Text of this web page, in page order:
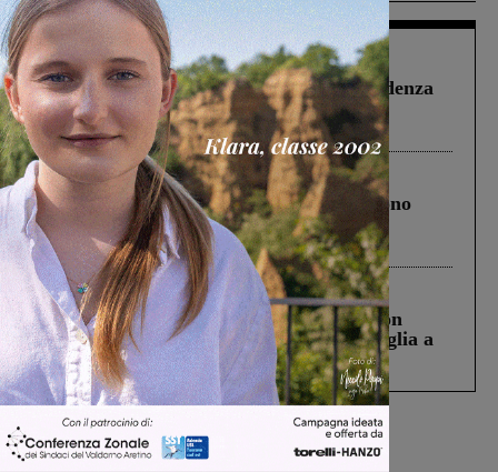
Figline Incisa Valdarno 1 Agosto 2026
Piscina di Figline finanziata oltre la scadenza
Pnrr, il gruppo di Fratelli d’Italia: “Un
ringraziamento al Governo”
Cronaca 4 Agosto 2026
Un anno fa la strage in A1 in cui morirono
Gianni, Giulia e Franco. Lo schianto, il
processo, lo stop ai sorpassi fra tir....
Cronaca 3 Agosto 2026
Scomparso da una struttura di Castiglion
Fiorentino l’uomo che aveva ucciso la figlia a
Levane nel 2020